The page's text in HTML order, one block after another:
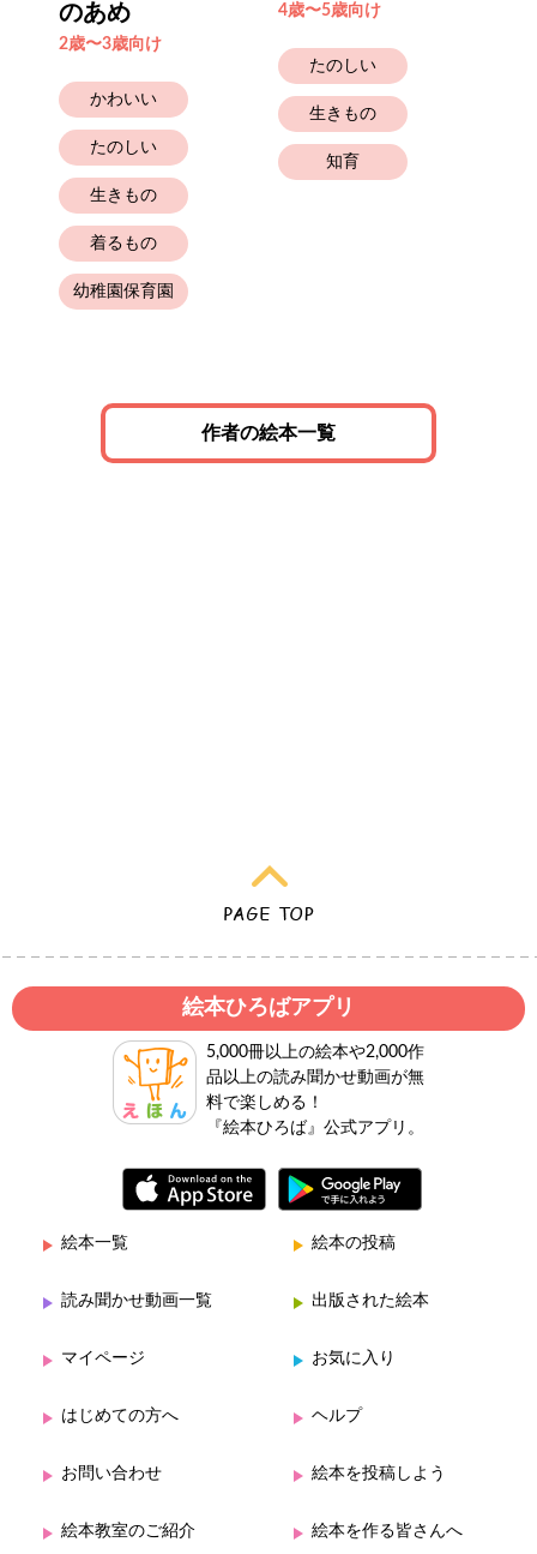
のあめ
2歳〜3歳向け
かわいい
たのしい
生きもの
着るもの
幼稚園保育園
4歳〜5歳向け
たのしい
生きもの
知育
作者の絵本一覧
絵本ひろばアプリ
5,000冊以上の絵本や2,000作
品以上の読み聞かせ動画が無
料で楽しめる！
『絵本ひろば』公式アプリ。
絵本一覧 絵本の投稿
読み聞かせ動画一覧 出版された絵本
マイページ お気に入り
はじめての方へ ヘルプ
お問い合わせ 絵本を投稿しよう
絵本教室のご紹介 絵本を作る皆さんへ